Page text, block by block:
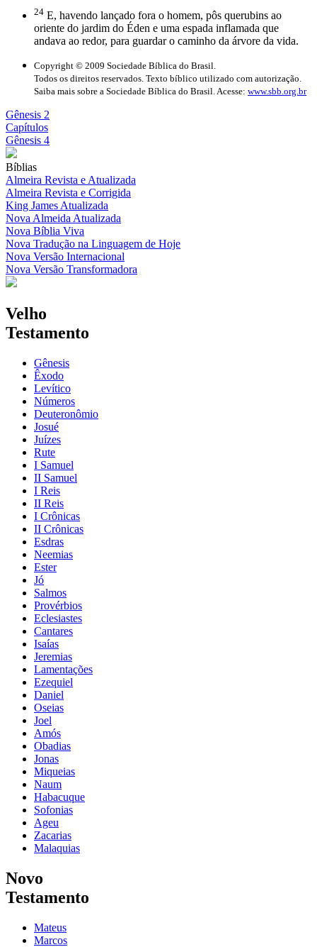
24 E, havendo lançado fora o homem, pôs querubins ao
oriente do jardim do Éden e uma espada inflamada que
andava ao redor, para guardar o caminho da árvore da vida.
Copyright © 2009 Sociedade Bíblica do Brasil.
Todos os direitos reservados. Texto bíblico utilizado com autorização.
Saiba mais sobre a Sociedade Bíblica do Brasil. Acesse: www.sbb.org.br
Gênesis 2
Capítulos
Gênesis 4
Bíblias
Almeira Revista e Atualizada
Almeira Revista e Corrigida
King James Atualizada
Nova Almeida Atualizada
Nova Bíblia Viva
Nova Tradução na Linguagem de Hoje
Nova Versão Internacional
Nova Versão Transformadora
Velho
Testamento
Gênesis
Êxodo
Levítico
Números
Deuteronômio
Josué
Juízes
Rute
I Samuel
II Samuel
I Reis
II Reis
I Crônicas
II Crônicas
Esdras
Neemias
Ester
Jó
Salmos
Provérbios
Eclesiastes
Cantares
Isaías
Jeremias
Lamentações
Ezequiel
Daniel
Oseias
Joel
Amós
Obadias
Jonas
Miqueias
Naum
Habacuque
Sofonias
Ageu
Zacarias
Malaquias
Novo
Testamento
Mateus
Marcos